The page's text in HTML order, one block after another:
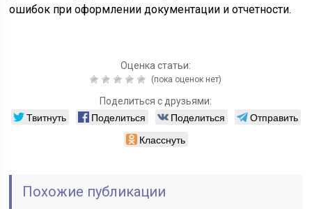
ошибок при оформлении документации и отчетности.
Оценка статьи:
(пока оценок нет)
Поделиться с друзьями:
Твитнуть Поделиться Поделиться
Отправить
Класснуть
Похожие публикации